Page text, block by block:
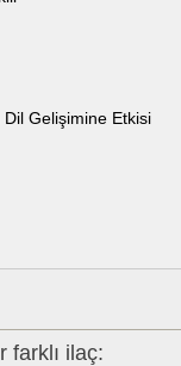
Dil Gelişimine Etkisi
farklı ilaç: